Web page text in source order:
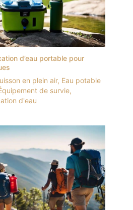
d’eau portable pour
en plein air, Eau potable
de survie,
d'eau